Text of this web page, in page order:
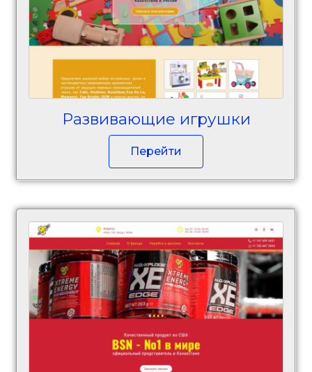
Развивающие игрушки
Перейти